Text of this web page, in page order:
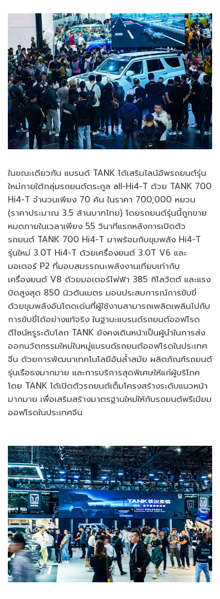
ในขณะเดียวกัน แบรนด์ TANK ได้เสริมไลน์อัพรถยนต์รุ่น
ใหม่ภายใต้กลุ่มรถยนต์ตระกูล all-Hi4-T ด้วย TANK 700
Hi4-T จำนวนเพียง 70 คัน ในราคา 700,000 หยวน
(ราคาประมาณ 3.5 ล้านบาทไทย) โดยรถยนต์รุ่นนี้ถูกขาย
หมดภายในเวลาเพียง 55 วินาทีแรกหลังการเปิดตัว
รถยนต์ TANK 700 Hi4-T มาพร้อมกับขุมพลัง Hi4-T
รุ่นใหม่ 3.0T Hi4-T ด้วยเครื่องยนต์ 3.0T V6 และ
มอเตอร์ P2 ที่มอบสมรรถนะพลังงานเทียบเท่ากับ
เครื่องยนต์ V8 ด้วยมอเตอร์ไฟฟ้า 385 กิโลวัตต์ และแรง
บิดสูงสุด 850 นิวตันเมตร มอบประสบการณ์การขับขี่
ด้วยขุมพลังอันโดดเด่นที่ผู้ใช้งานสามารถเพลิดเพลินไปกับ
การขับขี่ได้อย่างแท้จริง ในฐานะแบรนด์รถยนต์ออฟโรด
ดีไซน์หรูระดับโลก TANK ยังคงเดินหน้าเป็นผู้นำในการส่ง
ออกนวัตกรรมใหม่ในหมู่แบรนด์รถยนต์ออฟโรดในประเทศ
จีน ด้วยการพัฒนาเทคโนโลยีอันล้ำสมัย ผลิตภัณฑ์รถยนต์
รุ่นเรือธงมากมาย และการบริการสุดพิเศษให้แก่ผู้บริโภค
โดย TANK ได้เปิดตัวรถยนต์เต็มโครงสร้างระดับแนวหน้า
มากมาย เพื่อเสริมสร้างมาตรฐานใหม่ให้กับรถยนต์พรีเมียม
ออฟโรดในประเทศจีน